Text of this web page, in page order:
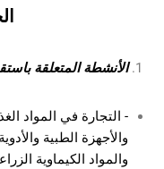
الأنشطة المتعلقة
- التجارة في المواد
والأجهزة الطبية
والمواد الكيماوية